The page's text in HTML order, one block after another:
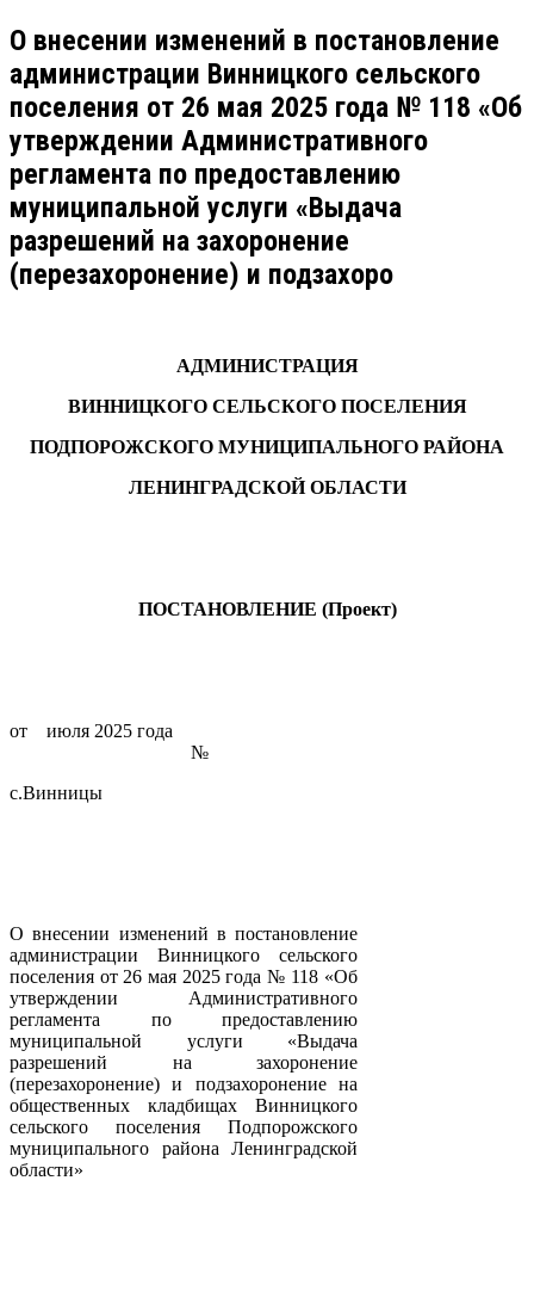
О внесении изменений в постановление
администрации Винницкого сельского
поселения от 26 мая 2025 года № 118 «Об
утверждении Административного
регламента по предоставлению
муниципальной услуги «Выдача
разрешений на захоронение
(перезахоронение) и подзахоро
АДМИНИСТРАЦИЯ
ВИННИЦКОГО СЕЛЬСКОГО ПОСЕЛЕНИЯ
ПОДПОРОЖСКОГО МУНИЦИПАЛЬНОГО РАЙОНА
ЛЕНИНГРАДСКОЙ ОБЛАСТИ
ПОСТАНОВЛЕНИЕ (Проект)
от июля 2025 года
№
с.Винницы
О внесении изменений в постановление
администрации Винницкого сельского
поселения от 26 мая 2025 года № 118 «Об
утверждении Административного
регламента по предоставлению
муниципальной услуги «Выдача
разрешений на захоронение
(перезахоронение) и подзахоронение на
общественных кладбищах Винницкого
сельского поселения Подпорожского
муниципального района Ленинградской
области»